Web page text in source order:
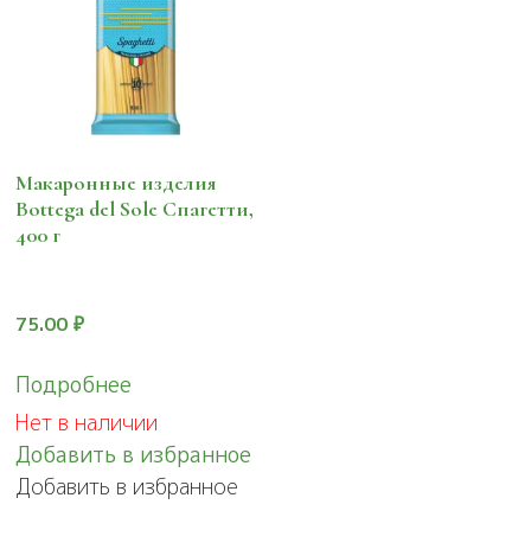
Макаронные изделия
Bottega del Sole Спагетти,
400 г
75.00 ₽
Подробнее
Нет в наличии
Добавить в избранное
Добавить в избранное